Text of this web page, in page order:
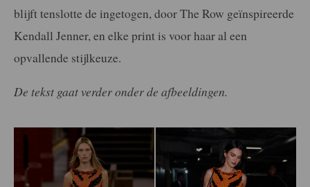
blijft tenslotte de ingetogen, door The Row geïnspireerde
Kendall Jenner, en elke print is voor haar al een
opvallende stijlkeuze.
De tekst gaat verder onder de afbeeldingen.